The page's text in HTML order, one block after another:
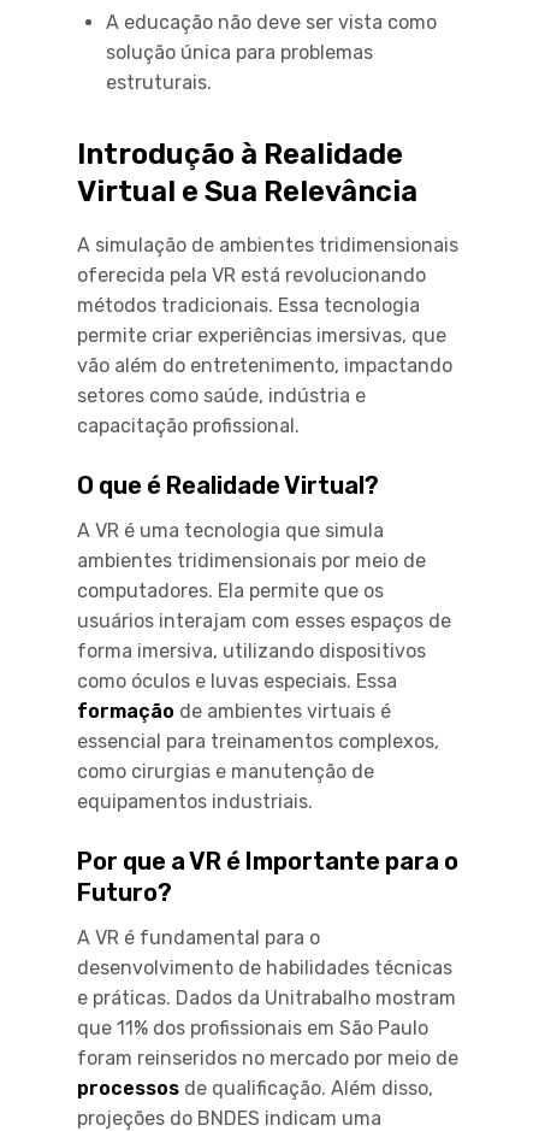
A educação não deve ser vista como
solução única para problemas
estruturais.
Introdução à Realidade
Virtual e Sua Relevância
A simulação de ambientes tridimensionais
oferecida pela VR está revolucionando
métodos tradicionais. Essa tecnologia
permite criar experiências imersivas, que
vão além do entretenimento, impactando
setores como saúde, indústria e
capacitação profissional.
O que é Realidade Virtual?
A VR é uma tecnologia que simula
ambientes tridimensionais por meio de
computadores. Ela permite que os
usuários interajam com esses espaços de
forma imersiva, utilizando dispositivos
como óculos e luvas especiais. Essa
formação de ambientes virtuais é
essencial para treinamentos complexos,
como cirurgias e manutenção de
equipamentos industriais.
Por que a VR é Importante para o
Futuro?
A VR é fundamental para o
desenvolvimento de habilidades técnicas
e práticas. Dados da Unitrabalho mostram
que 11% dos profissionais em São Paulo
foram reinseridos no mercado por meio de
processos de qualificação. Além disso,
projeções do BNDES indicam uma